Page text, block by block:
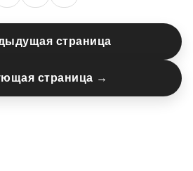
страница
страница →